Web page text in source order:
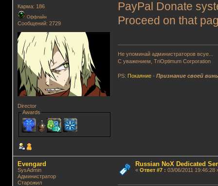
Карма: 186
Оффлайн
Сообщений: 2729
Director
Awards
PayPal Donate
Proceed on that
Не упоминай администраторов всуе...
С уважением, TriOptimum Corporation
PS: Покаяние -Признание своей
Evengard
SysAdmin
Администратор
Старожил
Russian NoX Dedicated
« Ответ #7: 03/06/2011 19:46:28